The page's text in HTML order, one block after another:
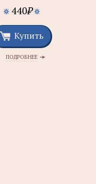
440₽
Купить
ПОДРОБНЕЕ